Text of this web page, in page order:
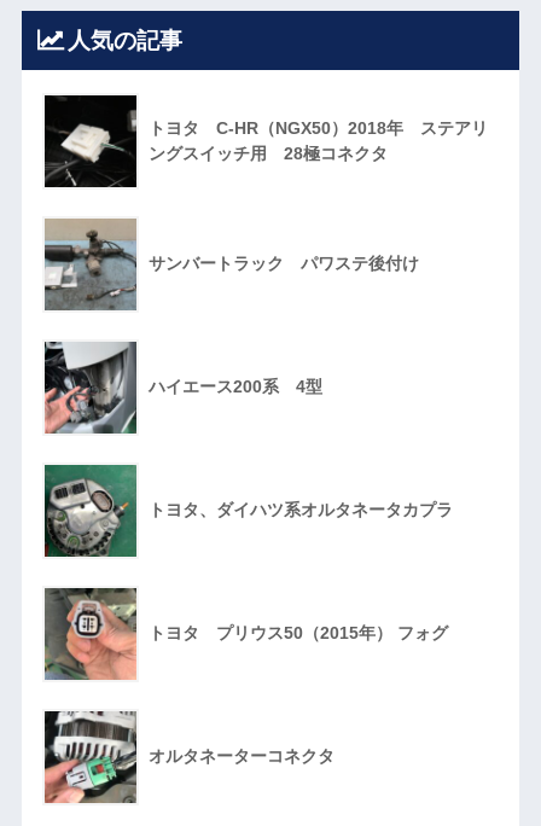
人気の記事
トヨタ C-HR（NGX50）2018年 ステアリ
ングスイッチ用 28極コネクタ
サンバートラック パワステ後付け
ハイエース200系 4型
トヨタ、ダイハツ系オルタネータカプラ
トヨタ プリウス50（2015年） フォグ
オルタネーターコネクタ